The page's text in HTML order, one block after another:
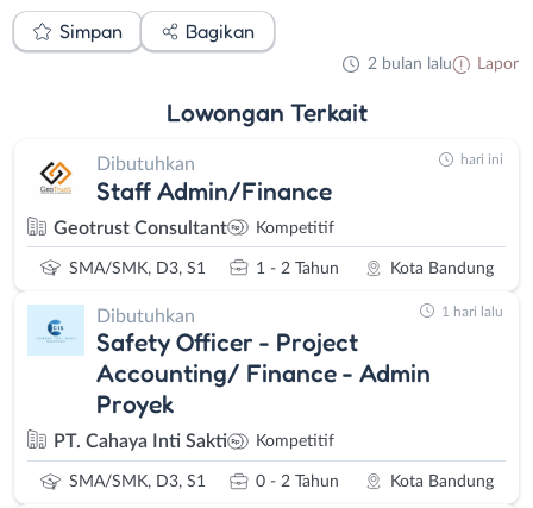
Simpan Bagikan
2 bulan lalu Lapor
Lowongan Terkait
Dibutuhkan
Staff Admin/Finance
Geotrust Consultant Kompetitif
SMA/SMK, D3, S1 1 - 2 Tahun Kota Bandung
hari ini
Dibutuhkan
Safety Officer - Project
Accounting/ Finance - Admin
Proyek
PT. Cahaya Inti Sakti Kompetitif
SMA/SMK, D3, S1 0 - 2 Tahun Kota Bandung
1 hari lalu